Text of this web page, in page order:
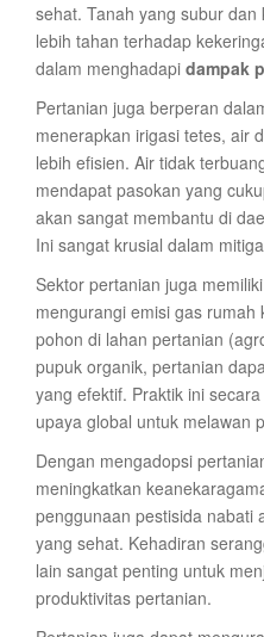
sehat. Tanah yang subur
lebih tahan terhadap
dalam menghadapi dampak
Pertanian juga berperan
menerapkan irigasi tetes, air
lebih efisien. Air tidak
mendapat pasokan yang
akan sangat membantu di
Ini sangat krusial dalam
Sektor pertanian juga
mengurangi emisi gas rumah
pohon di lahan pertanian
pupuk organik, pertanian
yang efektif. Praktik ini
upaya global untuk melawan
Dengan mengadopsi
meningkatkan
penggunaan pestisida nabati
yang sehat. Kehadiran
lain sangat penting untuk
produktivitas pertanian.